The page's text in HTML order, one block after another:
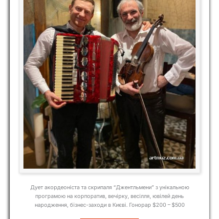
Дует акордеоніста та скрипаля “Джентльмени” з унікальною
програмою на корпоратив, вечірку, весілля, ювілей день
народження, бізнес-заходи в Києві. Гонорар $200 – $500